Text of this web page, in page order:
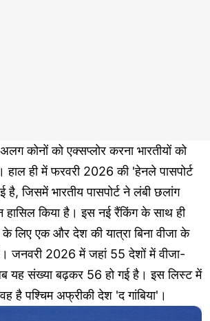
कोनों को एक्सप्लोर करना भारतीयों को
ही में फरवरी 2026 की 'हेनले पासपोर्ट
है, जिसमें भारतीय पासपोर्ट ने लंबी छलांग
हासिल किया है। इस नई रैंकिंग के साथ ही
के लिए एक और देश की यात्रा बिना वीजा के
जनवरी 2026 में जहां 55 देशों में वीजा-
यह संख्या बढ़कर 56 हो गई है। इस लिस्ट में
है पश्चिम अफ्रीकी देश 'द गांबिया'।